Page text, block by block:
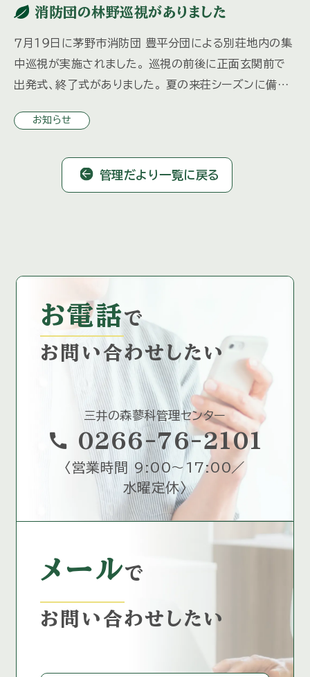
消防団の林野巡視がありました
７月１９日に茅野市消防団 豊平分団による別荘地内の集
中巡視が実施されました。 巡視の前後に正面玄関前で
出発式、終了式がありました。 夏の来荘シーズンに備え、
の巡回、ホー […]
お知らせ
管理だより一覧に戻る
お電話で
お問い合わせしたい
三井の森蓼科管理センター
call 0266-76-2101
〈 営業時間 9:00～17:00／
水曜定休〉
メールで
お問い合わせしたい